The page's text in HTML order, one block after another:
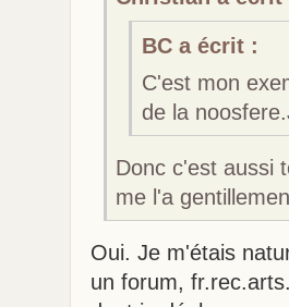
BC a écrit :
C'est mon
de la
Donc c'est aussi
me l'a
Oui. Je m'étais
un forum,